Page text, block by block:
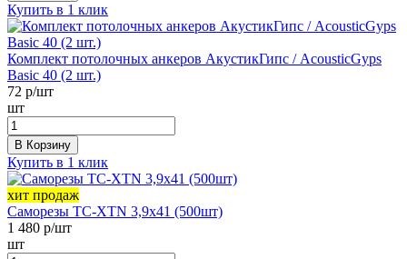
Купить в 1 клик
Комплект потолочных анкеров АкустикГипс / AcousticGyps
Basic 40 (2 шт.)
72 р/шт
шт
В Корзину
Купить в 1 клик
хит продаж
Саморезы ТС-XTN 3,9х41 (500шт)
1 480 р/шт
шт